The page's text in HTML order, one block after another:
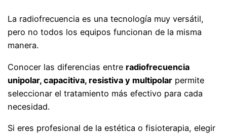
La radiofrecuencia es una tecnología muy versátil,
pero no todos los equipos funcionan de la misma
manera.
Conocer las diferencias entre radiofrecuencia
unipolar, capacitiva, resistiva y multipolar permite
seleccionar el tratamiento más efectivo para cada
necesidad.
Si eres profesional de la estética o fisioterapia, elegir